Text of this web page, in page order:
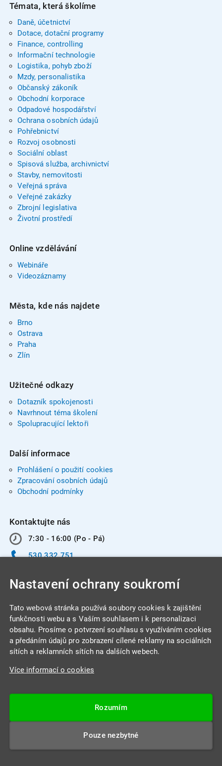
Témata, která školíme
Daně, účetnictví
Dotace, dotační programy
Finance, controlling
Informační technologie
Logistika, pohyb zboží
Mzdy, personalistika
Občanský zákoník
Obchodní korporace
Odpadové hospodářství
Ochrana osobních údajů
Pohřebnictví
Rozvoj osobnosti
Sociální oblast
Spisová služba, archivnictví
Stavby, nemovitosti
Veřejná správa
Veřejné zakázky
Zbrojní legislativa
Životní prostředí
Online vzdělávání
Webináře
Videozáznamy
Města, kde nás najdete
Brno
Ostrava
Praha
Zlín
Užitečné odkazy
Dotazník spokojenosti
Navrhnout téma školení
Spolupracující lektoři
Další informace
Prohlášení o použití cookies
Zpracování osobních údajů
Obchodní podmínky
Kontaktujte nás
7:30 - 16:00 (Po - Pá)
530 332 751
INTEGRA CENTRUM s.r.o.
Jabloňová 662/7
Datová schránka: 4beca6d
Nastavení ochrany soukromí
Tato webová stránka používá soubory cookies k zajištění
funkčnosti webu a s Vaším souhlasem i k personalizaci
obsahu. Prosíme o potvrzení souhlasu s využíváním cookies
a předáním údajů pro zobrazení cílené reklamy na sociálních
sítích a reklamních sítích na dalších webech.
Více informací o cookies
Rozumím
Pouze nezbytné